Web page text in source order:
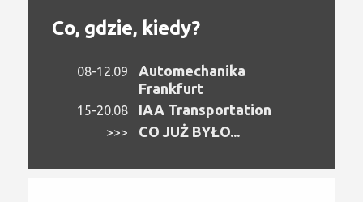
Co, gdzie, kiedy?
08-12.09
Automechanika
Frankfurt
15-20.08 IAA Transportation
>>> CO JUŻ BYŁO...